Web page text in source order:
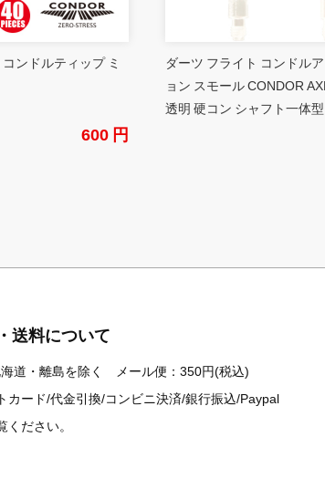
ンドルティップ ミ
600 円
ダーツ フライト コンドル
ョン スモール CONDOR
透明 硬コン シャフト一体
送料について
道・離島を除く メール便：350円(税込)
カード/代金引換/コンビニ決済/銀行振込/Paypal
ださい。